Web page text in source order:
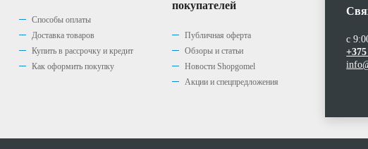
Способы оплаты
Доставка товаров
Купить в рассрочку и кредит
Как оформить покупку
покупателей
Публичная оферта
Обзоры и статьи
Новости Shopgomel
Акции и спецпредложения
с